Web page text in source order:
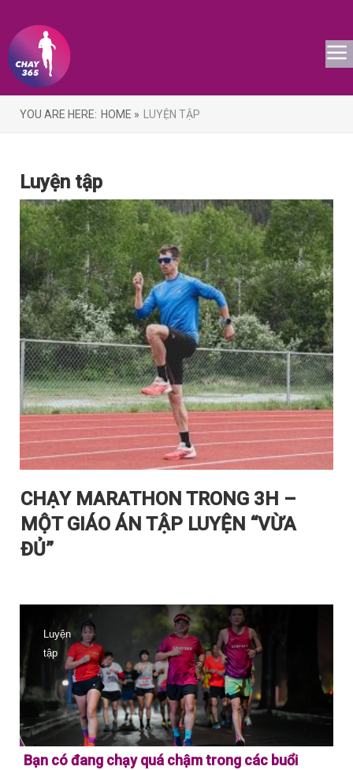
YOU ARE HERE: HOME » LUYỆN TẬP
Luyện tập
CHẠY MARATHON TRONG 3H –
MỘT GIÁO ÁN TẬP LUYỆN “VỪA
ĐỦ”
Luyện
tập
Bạn có đang chạy quá chậm trong các buổi